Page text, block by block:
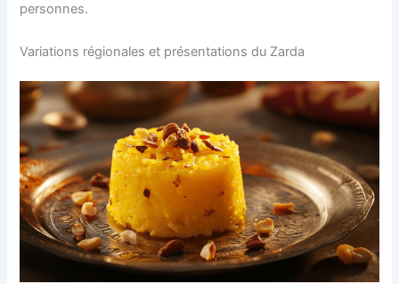
personnes.
Variations régionales et présentations du Zarda